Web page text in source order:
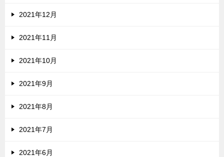
2021年12月
2021年11月
2021年10月
2021年9月
2021年8月
2021年7月
2021年6月